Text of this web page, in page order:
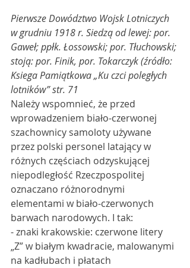
Pierwsze Dowództwo Wojsk Lotniczych
w grudniu 1918 r. Siedzą od lewej: por.
Gaweł; ppłk. Łossowski; por. Tłuchowski;
stoją: por. Finik, por. Tokarczyk (źródło:
Ksiega Pamiątkowa „Ku czci poległych
lotników” str. 71
Należy wspomnieć, że przed
wprowadzeniem biało-czerwonej
szachownicy samoloty używane
przez polski personel latający w
różnych częściach odzyskującej
niepodległość Rzeczpospolitej
oznaczano różnorodnymi
elementami w biało-czerwonych
barwach narodowych. I tak:
- znaki krakowskie: czerwone litery
„Z” w białym kwadracie, malowanymi
na kadłubach i płatach